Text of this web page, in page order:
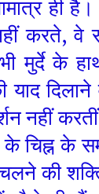
ही
करते,
मुर्दे के
दिलाने
नहीं
चिह्न के
की